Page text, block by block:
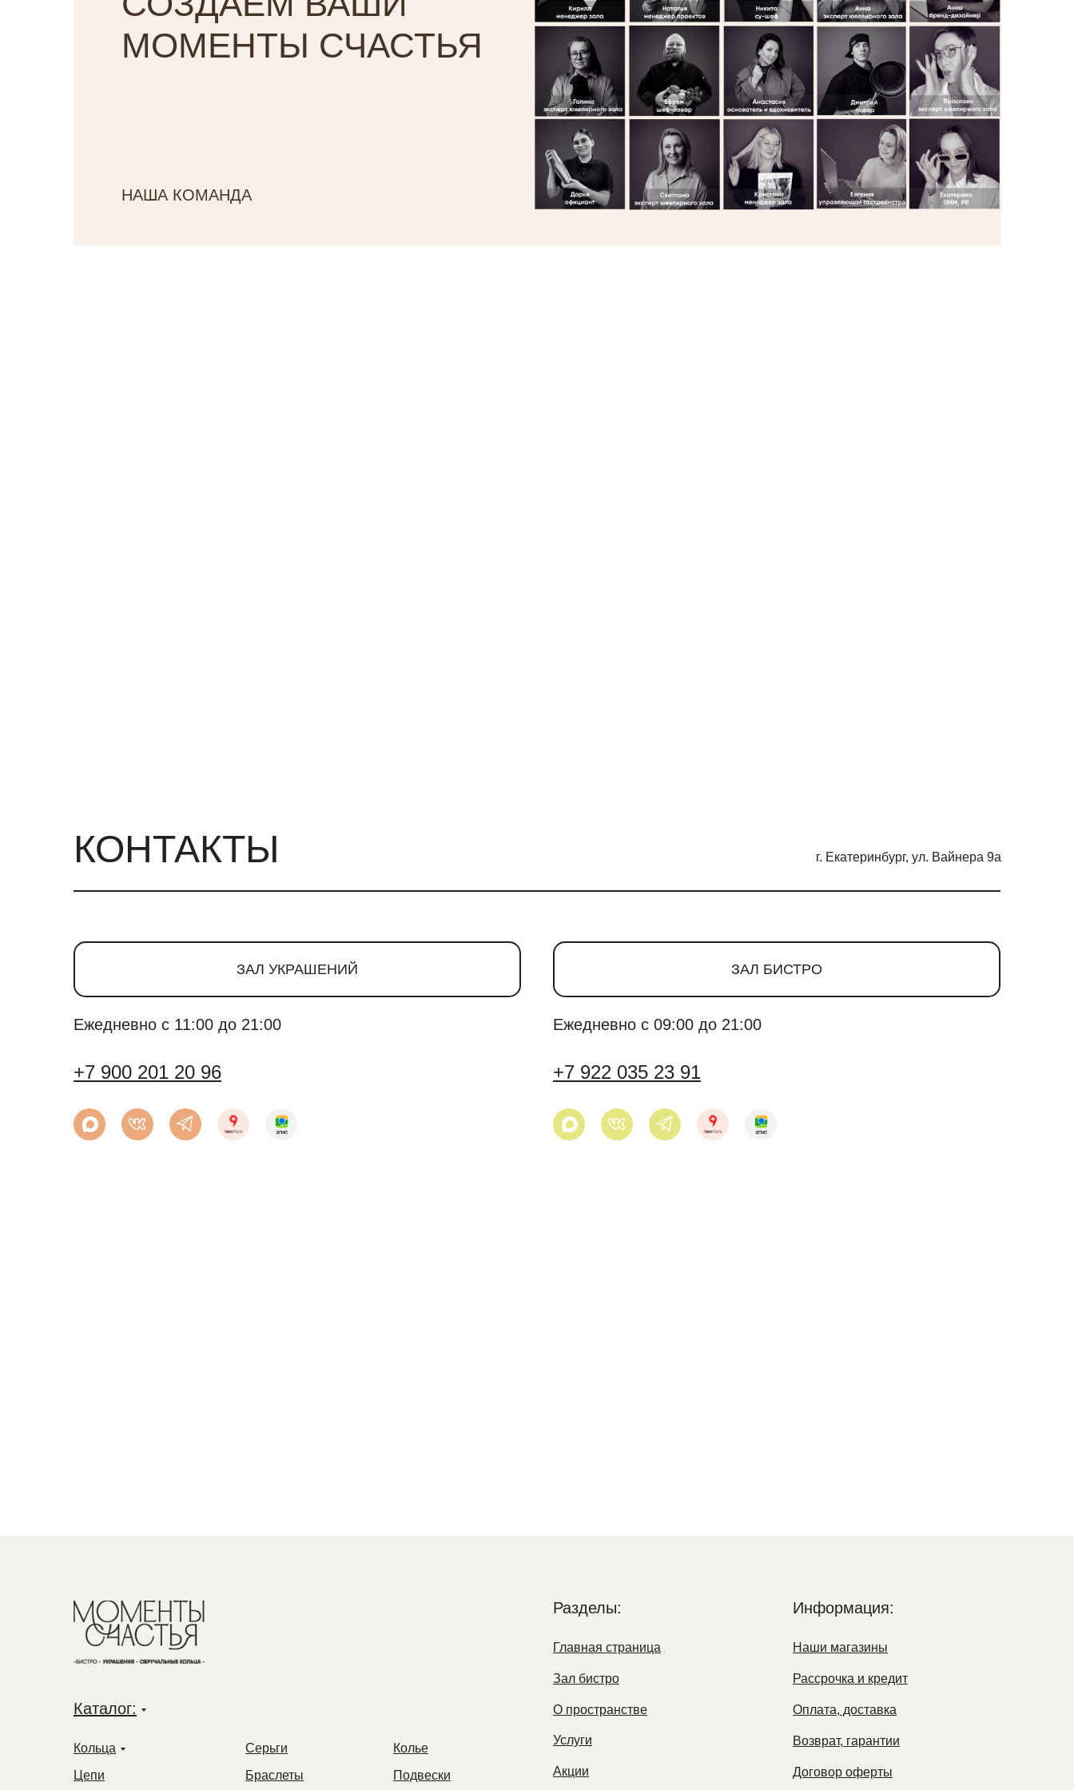
НАША КОМАНДА
МОМЕНТЫ СЧАСТЬЯ
КОНТАКТЫ г. Екатеринбург, ул. Вайнера 9а
ЗАЛ БИСТРО
ЗАЛ УКРАШЕНИЙ
Ежедневно с 11:00 до 21:00 Ежедневно с 09:00 до 21:00
+7 900 201 20 96 +7 922 035 23 91
Каталог:
Кольца
Разделы: Информация:
Цепи
Серьги
Браслеты
Колье
Подвески
Главная страница
Зал бистро
О пространстве
Услуги
Акции
Наши магазины
Рассрочка и кредит
Оплата, доставка
Возврат, гарантии
Договор оферты